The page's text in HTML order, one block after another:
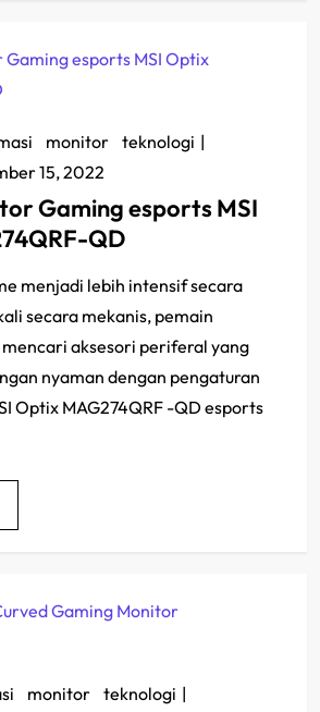
monitor teknologi
15, 2022
Gaming esports MSI
QD
menjadi lebih intensif secara
secara mekanis, pemain
aksesori periferal yang
nyaman dengan pengaturan
Optix MAG274QRF -QD esports
monitor teknologi